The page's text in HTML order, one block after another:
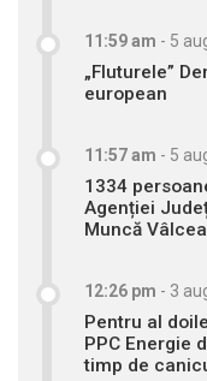
11:59 am - 5
„Fluturele”
european
11:57 am - 5
1334
Agenției
Muncă Vâlcea
12:26 pm - 3
Pentru al
PPC Energie
timp de